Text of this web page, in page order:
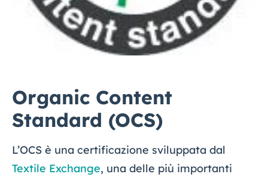
Organic Content
Standard (OCS)
L’OCS è una certificazione sviluppata dal
Textile Exchange, una delle più importanti